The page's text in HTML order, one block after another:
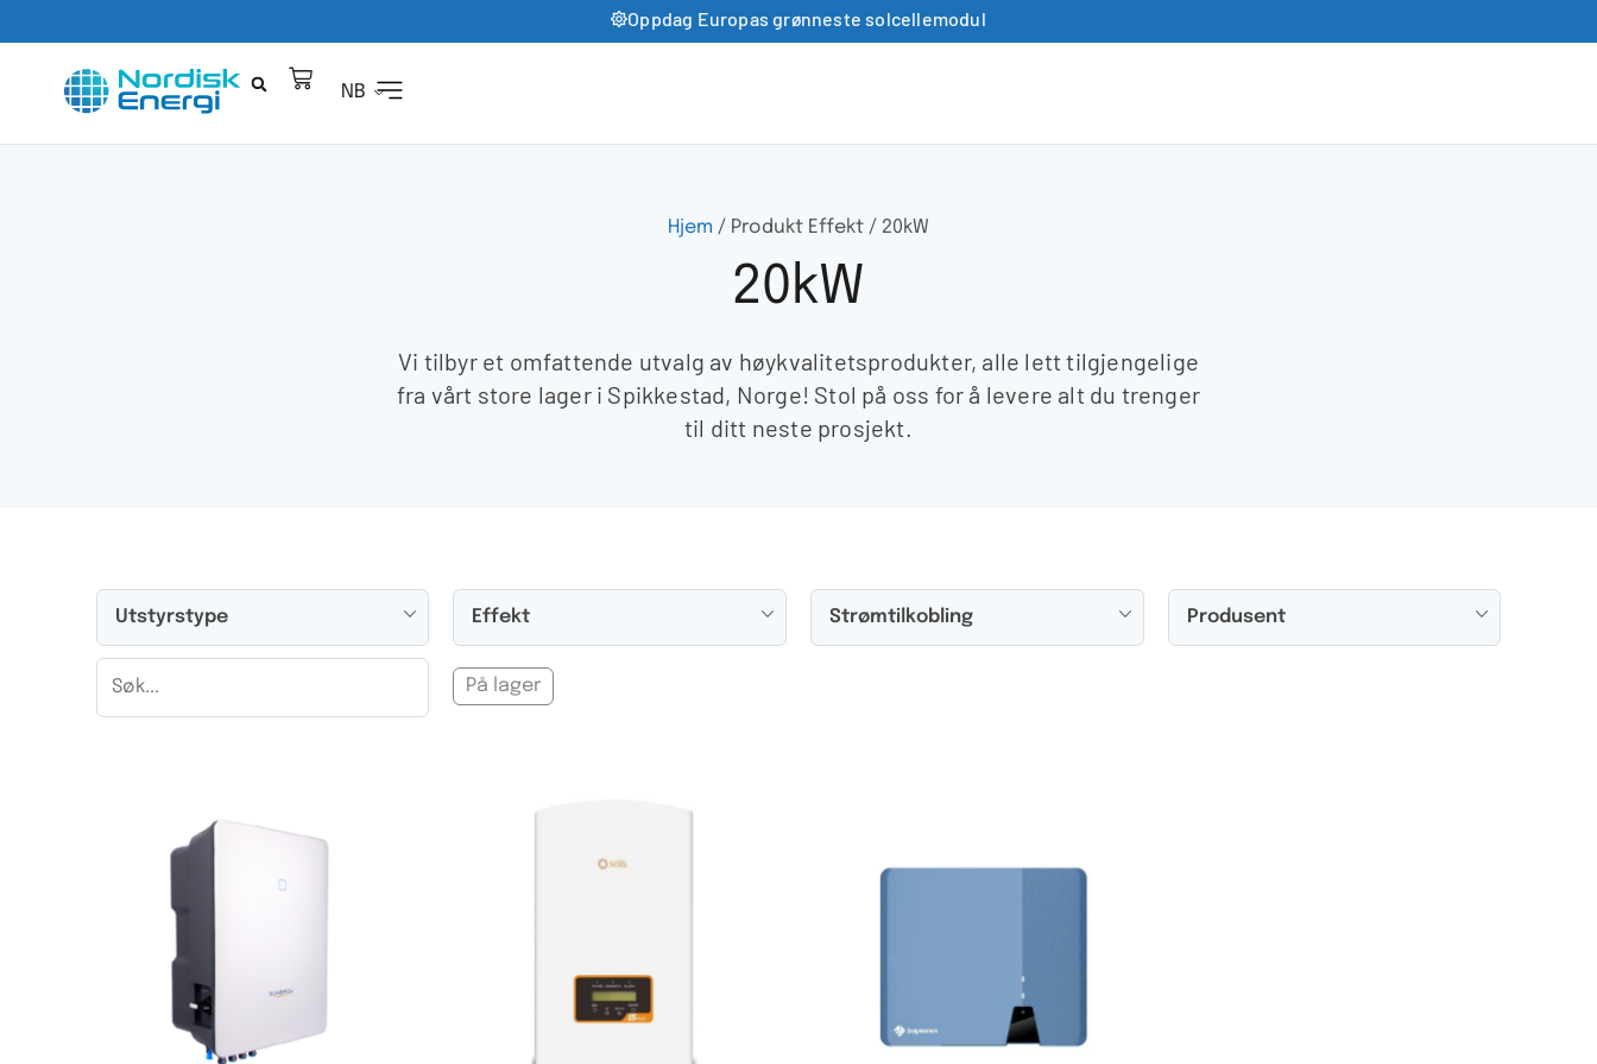
Oppdag Europas grønneste solcellemodul
NB
Hjem / Produkt Effekt / 20kW
20kW
Vi tilbyr et omfattende utvalg av høykvalitetsprodukter, alle lett tilgjengelige
fra vårt store lager i Spikkestad, Norge! Stol på oss for å levere alt du trenger
til ditt neste prosjekt.
Utstyrstype Effekt Strømtilkobling Produsent
På lager